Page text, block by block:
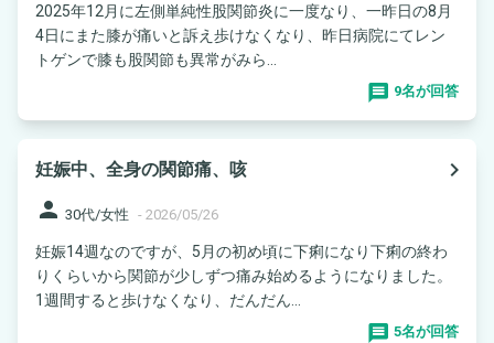
2025年12月に左側単純性股関節炎に一度なり、一昨日の8月
4日にまた膝が痛いと訴え歩けなくなり、昨日病院にてレン
トゲンで膝も股関節も異常がみら...
9名が回答
妊娠中、全身の関節痛、咳
navigate_next
person 30代/女性 - 2026/05/26
妊娠14週なのですが、5月の初め頃に下痢になり下痢の終わ
りくらいから関節が少しずつ痛み始めるようになりました。
1週間すると歩けなくなり、だんだん...
5名が回答